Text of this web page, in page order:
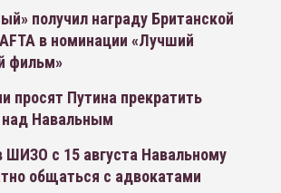
получил награду Британской
в номинации «Лучший
фильм»
просят Путина прекратить
над Навальным
с 15 августа Навальному
общаться с адвокатами